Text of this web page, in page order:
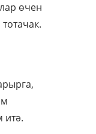
өчен
итә.